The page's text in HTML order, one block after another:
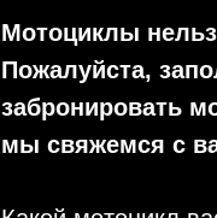
Мотоциклы
Пожалуйста,
забронировать
мы свяжемся с